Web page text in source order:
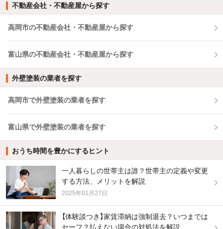
不動産会社・不動産屋から探す
高岡市の不動産会社・不動産屋から探す
富山県の不動産会社・不動産屋から探す
外壁塗装の業者を探す
高岡市で外壁塗装の業者を探す
富山県で外壁塗装の業者を探す
おうち時間を豊かにするヒント
一人暮らしの世帯主は誰？世帯主の定義や変更
する方法、メリットを解説
2025年01月27日
【体験談つき】家賃滞納は強制退去？いつまでは
セーフ？払えない場合の対処法を解説